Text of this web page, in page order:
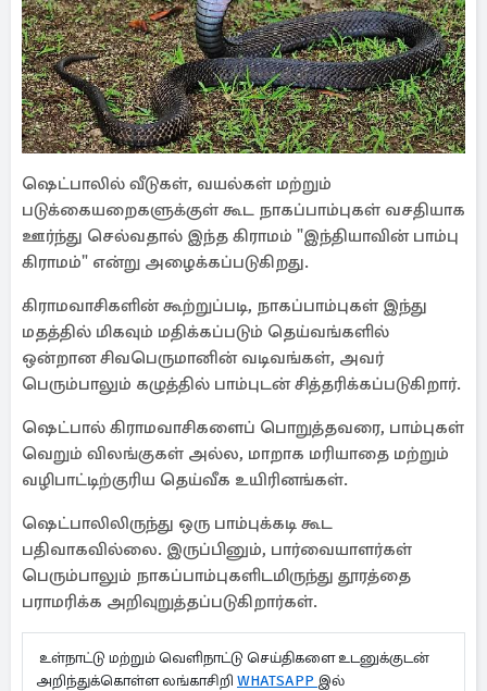
ஷெட்பாலில் வீடுகள், வயல்கள் மற்றும்
படுக்கையறைகளுக்குள் கூட நாகப்பாம்புகள் வசதியாக
ஊர்ந்து செல்வதால் இந்த கிராமம் "இந்தியாவின் பாம்பு
கிராமம்" என்று அழைக்கப்படுகிறது.
கிராமவாசிகளின் கூற்றுப்படி, நாகப்பாம்புகள் இந்து
மதத்தில் மிகவும் மதிக்கப்படும் தெய்வங்களில்
ஒன்றான சிவபெருமானின் வடிவங்கள், அவர்
பெரும்பாலும் கழுத்தில் பாம்புடன் சித்தரிக்கப்படுகிறார்.
ஷெட்பால் கிராமவாசிகளைப் பொறுத்தவரை, பாம்புகள்
வெறும் விலங்குகள் அல்ல, மாறாக மரியாதை மற்றும்
வழிபாட்டிற்குரிய தெய்வீக உயிரினங்கள்.
ஷெட்பாலிலிருந்து ஒரு பாம்புக்கடி கூட
பதிவாகவில்லை. இருப்பினும், பார்வையாளர்கள்
பெரும்பாலும் நாகப்பாம்புகளிடமிருந்து தூரத்தை
பராமரிக்க அறிவுறுத்தப்படுகிறார்கள்.
உள்நாட்டு மற்றும் வெளிநாட்டு செய்திகளை உடனுக்குடன்
அறிந்துக்கொள்ள லங்காசிறி WHATSAPP இல்